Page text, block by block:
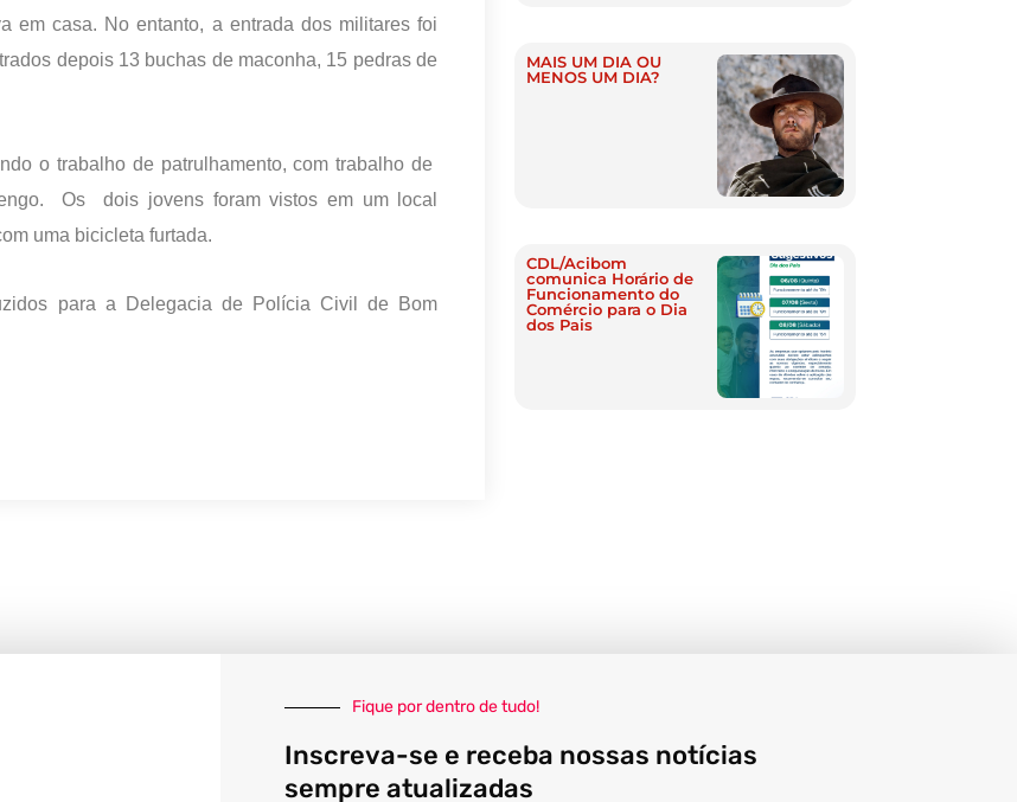
em casa. No entanto, a entrada dos militares foi
depois 13 buchas de maconha, 15 pedras de
o trabalho de patrulhamento, com trabalho de
Os dois jovens foram vistos em um local
uma bicicleta furtada.
para a Delegacia de Polícia Civil de Bom
MAIS UM DIA OU
MENOS UM DIA?
CDL/Acibom
comunica Horário de
Funcionamento do
Comércio para o Dia
dos Pais
Fique por dentro de tudo!
Inscreva-se e receba nossas notícias
sempre atualizadas